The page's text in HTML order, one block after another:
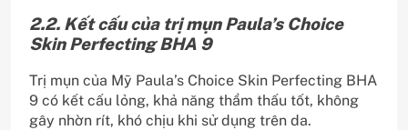
2.2. Kết cấu của trị mụn Paula’s Choice
Skin Perfecting BHA 9
Trị mụn của Mỹ Paula’s Choice Skin Perfecting BHA
9 có kết cấu lỏng, khả năng thẩm thấu tốt, không
gây nhờn rít, khó chịu khi sử dụng trên da.